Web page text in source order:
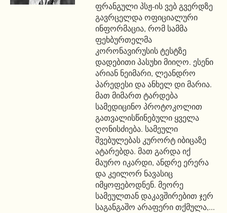
ფრანგული პსჟ-ის ვებ გვერდზე
გავრცელდა ოფიციალური
ინფორმაცია, რომ სამმა
ფეხბურთელმა
კორონავირუსის ტესტზე
დადებითი პასუხი მიიღო. ესენი
არიან ნეიმარი, ლეანდრო
პარედესი და ანხელ დი მარია.
მათ მიმართ ტარდება
სამედიცინო პროტოკოლით
გათვალისწინებული ყველა
ღონისძიება. სამეული
შვებულებას კურორტ იბიცაზე
ატარებდა. მათ გარდა იქ
მაურო იკარდი, ანდრე ერერა
და კეილორ ნავასიც
იმყოფებოდნენ. მეორე
სამეულთან დაკავშირებით ჯერ
საგანგაშო არაფერი თქმულა,...